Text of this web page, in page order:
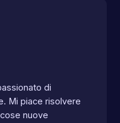
di
Mi piace risolvere
nuove